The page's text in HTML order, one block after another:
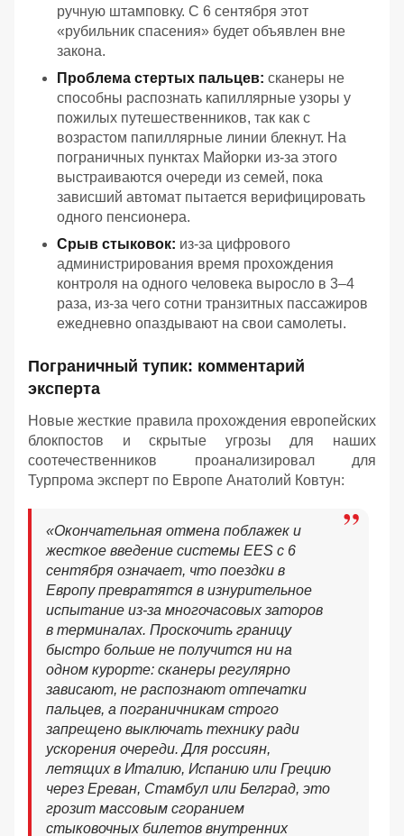
ручную штамповку. С 6 сентября этот
«рубильник спасения» будет объявлен вне
закона.
Проблема стертых пальцев: сканеры не
способны распознать капиллярные узоры у
пожилых путешественников, так как с
возрастом папиллярные линии блекнут. На
пограничных пунктах Майорки из-за этого
выстраиваются очереди из семей, пока
зависший автомат пытается верифицировать
одного пенсионера.
Срыв стыковок: из-за цифрового
администрирования время прохождения
контроля на одного человека выросло в 3–4
раза, из-за чего сотни транзитных пассажиров
ежедневно опаздывают на свои самолеты.
Пограничный тупик: комментарий
эксперта
Новые жесткие правила прохождения европейских
блокпостов и скрытые угрозы для наших
соотечественников проанализировал для
Турпрома эксперт по Европе Анатолий Ковтун:
«Окончательная отмена поблажек и
жесткое введение системы EES с 6
сентября означает, что поездки в
Европу превратятся в изнурительное
испытание из-за многочасовых заторов
в терминалах. Проскочить границу
быстро больше не получится ни на
одном курорте: сканеры регулярно
зависают, не распознают отпечатки
пальцев, а пограничникам строго
запрещено выключать технику ради
ускорения очереди. Для россиян,
летящих в Италию, Испанию или Грецию
через Ереван, Стамбул или Белград, это
грозит массовым сгоранием
стыковочных билетов внутренних